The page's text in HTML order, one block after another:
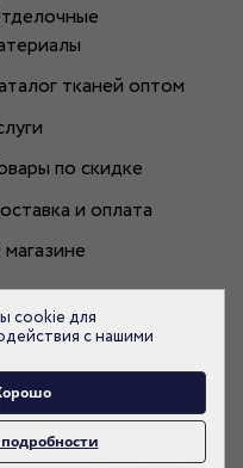
тканей оптом
по скидке
и оплата
cookie для
с нашими